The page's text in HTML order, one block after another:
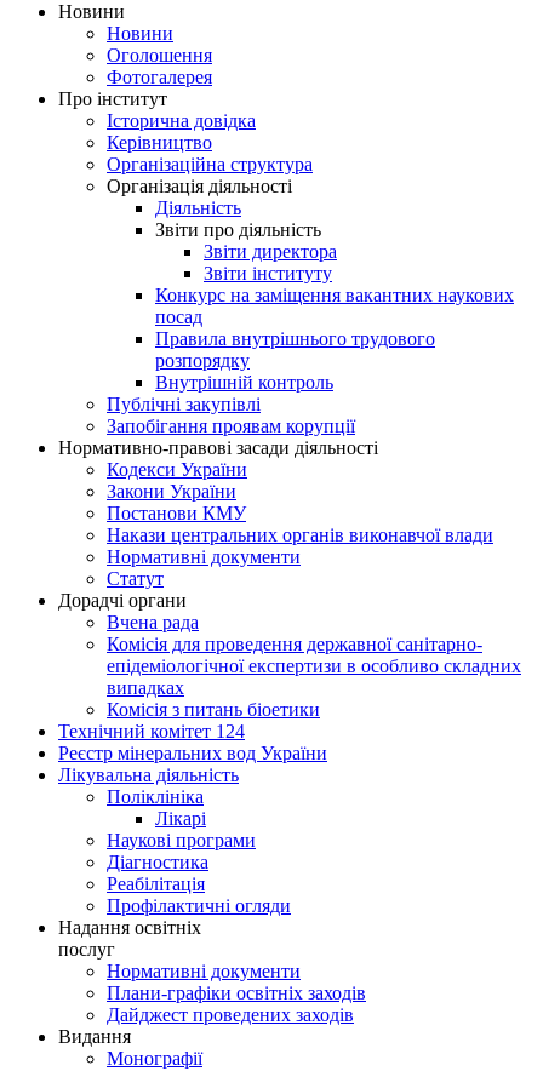
Новини
Новини
Оголошення
Фотогалерея
Про інститут
Історична довідка
Керівництво
Організаційна структура
Організація діяльності
Діяльність
Звіти про діяльність
Звіти директора
Звіти інституту
Конкурс на заміщення вакантних наукових
посад
Правила внутрішнього трудового
розпорядку
Внутрішній контроль
Публічні закупівлі
Запобігання проявам корупції
Нормативно-правові засади діяльності
Кодекси України
Закони України
Постанови КМУ
Накази центральних органів виконавчої влади
Нормативні документи
Статут
Дорадчі органи
Вчена рада
Комісія для проведення державної санітарно-
епідеміологічної експертизи в особливо складних
випадках
Комісія з питань біоетики
Технічний комітет 124
Реєстр мінеральних вод України
Лікувальна діяльність
Поліклініка
Лікарі
Наукові програми
Діагностика
Реабілітація
Профілактичні огляди
Надання освітніх
послуг
Нормативні документи
Плани-графіки освітніх заходів
Дайджест проведених заходів
Видання
Монографії